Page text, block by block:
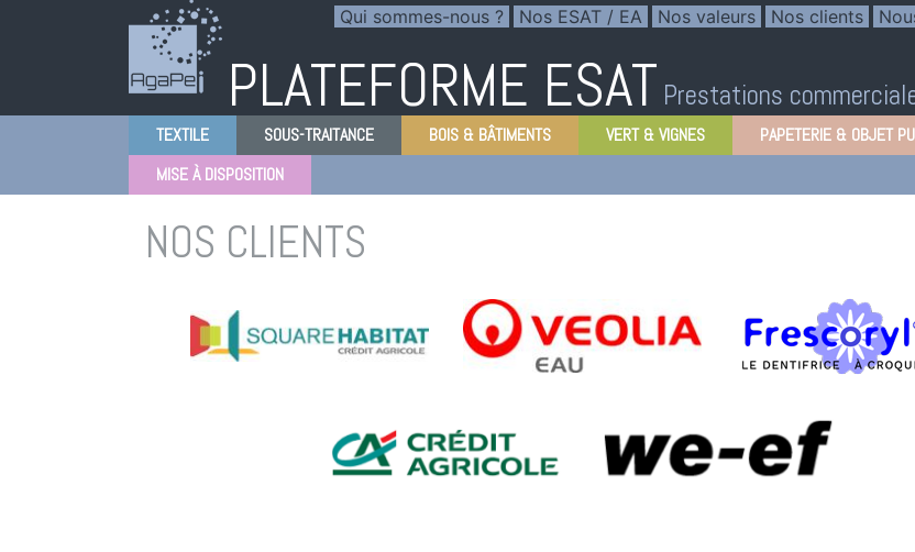
Qui sommes-nous ? Nos ESAT / EA Nos valeurs Nos clients
PLATEFORME ESAT Prestations
TEXTILE SOUS-TRAITANCE BOIS & BÂTIMENTS VERT & VIGNES PAPETERIE & OBJET
MISE À DISPOSITION
NOS CLIENTS
Panneau de gestion des cookies